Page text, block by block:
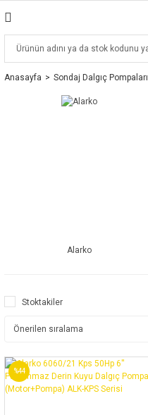
Anasayfa Sondaj Dalgıç Pompaları
Alarko
Stoktakiler
%44